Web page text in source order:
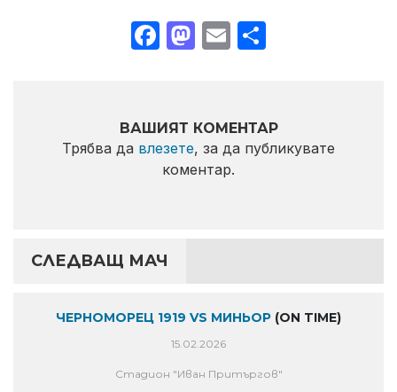
Facebook
Mastodon
Email
ВАШИЯТ КОМЕНТАР
Трябва да влезете, за да публикувате
коментар.
СЛЕДВАЩ МАЧ
ЧЕРНОМОРЕЦ 1919 VS МИНЬОР (ON TIME)
15.02.2026
Стадион "Иван Притъргов"